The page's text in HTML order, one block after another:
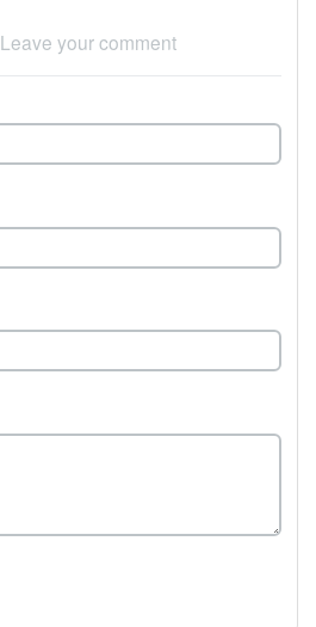
Leave your comment